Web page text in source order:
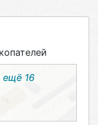
ещё 16